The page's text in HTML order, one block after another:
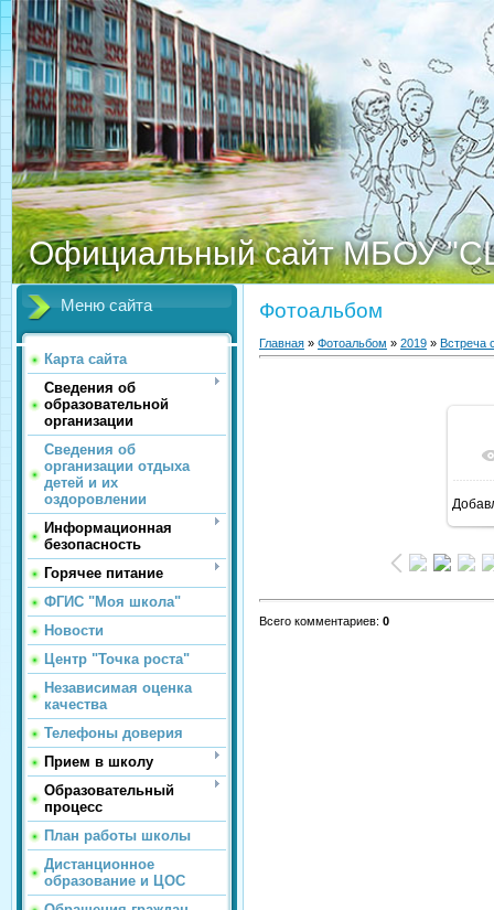
Официальный сайт МБОУ
Меню сайта
Карта сайта
Сведения об
образовательной
организации
Сведения об
организации отдыха
детей и их
оздоровлении
Информационная
безопасность
Горячее питание
ФГИС "Моя школа"
Новости
Центр "Точка роста"
Независимая оценка
качества
Телефоны доверия
Прием в школу
Образовательный
процесс
План работы школы
Дистанционное
образование и ЦОС
Фотоальбом
Главная » Фотоальбом » 2019 » Встреча
Всего комментариев: 0